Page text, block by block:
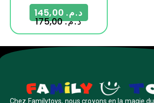
د.م.175,00
د.م.
Chez Familytoys, nous croyons en la magie du